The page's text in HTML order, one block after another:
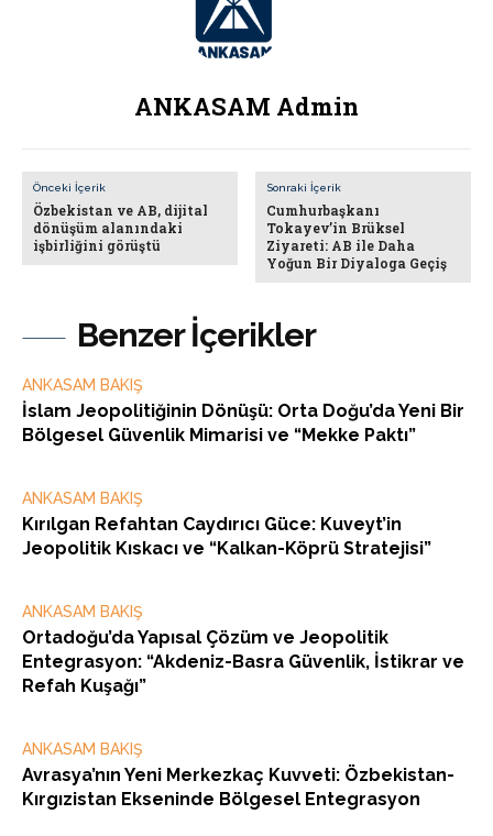
Benzer İçerikler
ANKASAM BAKIŞ
İslam Jeopolitiğinin Dönüşü: Orta Doğu’da Yeni Bir
Bölgesel Güvenlik Mimarisi ve “Mekke Paktı”
ANKASAM BAKIŞ
Kırılgan Refahtan Caydırıcı Güce: Kuveyt’in
Jeopolitik Kıskacı ve “Kalkan-Köprü Stratejisi”
ANKASAM BAKIŞ
Ortadoğu’da Yapısal Çözüm ve Jeopolitik
Entegrasyon: “Akdeniz-Basra Güvenlik, İstikrar ve
Refah Kuşağı”
ANKASAM BAKIŞ
Avrasya’nın Yeni Merkezkaç Kuvveti: Özbekistan-
Kırgızistan Ekseninde Bölgesel Entegrasyon
ANKASAM Admin
Önceki İçerik
Özbekistan ve AB, dijital
dönüşüm alanındaki
işbirliğini görüştü
Sonraki İçerik
Cumhurbaşkanı
Tokayev’in Brüksel
Ziyareti: AB ile Daha
Yoğun Bir Diyaloga Geçiş